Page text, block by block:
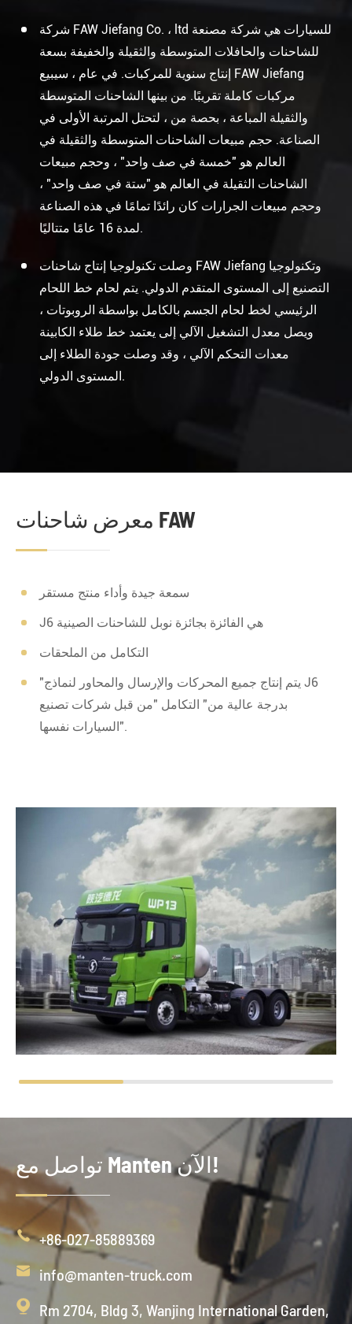
شركة FAW Jiefang Co. ، ltd للسيارات هي شركة مصنعة
للشاحنات والحافلات المتوسطة والثقيلة والخفيفة بسعة
إنتاج سنوية للمركبات. في عام ، سيبيع FAW Jiefang
مركبات كاملة تقريبًا. من بينها الشاحنات المتوسطة
والثقيلة المباعة ، بحصة من ، لتحتل المرتبة الأولى في
الصناعة. حجم مبيعات الشاحنات المتوسطة والثقيلة في
العالم هو "خمسة في صف واحد" ، وحجم مبيعات
الشاحنات الثقيلة في العالم هو "ستة في صف واحد" ،
وحجم مبيعات الجرارات كان رائدًا تمامًا في هذه الصناعة
لمدة 16 عامًا متتاليًا.
وصلت تكنولوجيا إنتاج شاحنات FAW Jiefang وتكنولوجيا
التصنيع إلى المستوى المتقدم الدولي. يتم لحام خط اللحام
الرئيسي لخط لحام الجسم بالكامل بواسطة الروبوتات ،
ويصل معدل التشغيل الآلي إلى يعتمد خط طلاء الكابينة
معدات التحكم الآلي ، وقد وصلت جودة الطلاء إلى
المستوى الدولي.
معرض شاحنات FAW
سمعة جيدة وأداء منتج مستقر
J6 هي الفائزة بجائزة نوبل للشاحنات الصينية
التكامل من الملحقات
"يتم إنتاج جميع المحركات والإرسال والمحاور لنماذج J6
بدرجة عالية من" التكامل "من قبل شركات تصنيع
السيارات نفسها".
تواصل مع Manten الآن!
 +86-027-85889369
 info@manten-truck.com

Rm 2704, Bldg 3, Wanjing International Garden,